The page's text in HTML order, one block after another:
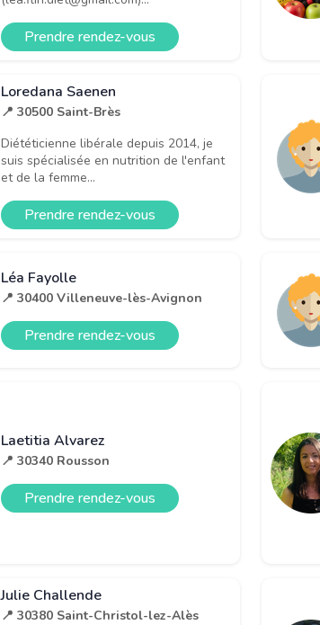
Prendre rendez-vous
Loredana Saenen
📍 30500 Saint-Brès
Diététicienne libérale depuis 2014, je
suis spécialisée en nutrition de l'enfant
et de la femme...
Prendre rendez-vous
Léa Fayolle
📍 30400 Villeneuve-lès-Avignon
Prendre rendez-vous
Laetitia Alvarez
📍 30340 Rousson
Prendre rendez-vous
Julie Challende
📍 30380 Saint-Christol-lez-Alès